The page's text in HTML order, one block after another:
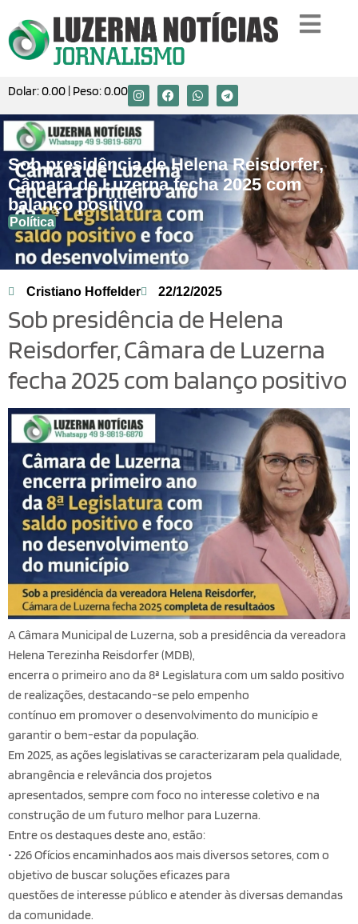
Dolar:0.00 | Peso:0.00
Sob presidência de Helena Reisdorfer,
Câmara de Luzerna fecha 2025 com
balanço positivo
Política
Cristiano Hoffelder 22/12/2025
Sob presidência de Helena
Reisdorfer, Câmara de Luzerna
fecha 2025 com balanço positivo
A Câmara Municipal de Luzerna, sob a presidência da vereadora
Helena Terezinha Reisdorfer (MDB),
encerra o primeiro ano da 8ª Legislatura com um saldo positivo
de realizações, destacando-se pelo empenho
contínuo em promover o desenvolvimento do município e
garantir o bem-estar da população.
Em 2025, as ações legislativas se caracterizaram pela qualidade,
abrangência e relevância dos projetos
apresentados, sempre com foco no interesse coletivo e na
construção de um futuro melhor para Luzerna.
Entre os destaques deste ano, estão:
• 226 Ofícios encaminhados aos mais diversos setores, com o
objetivo de buscar soluções eficazes para
questões de interesse público e atender às diversas demandas
da comunidade.